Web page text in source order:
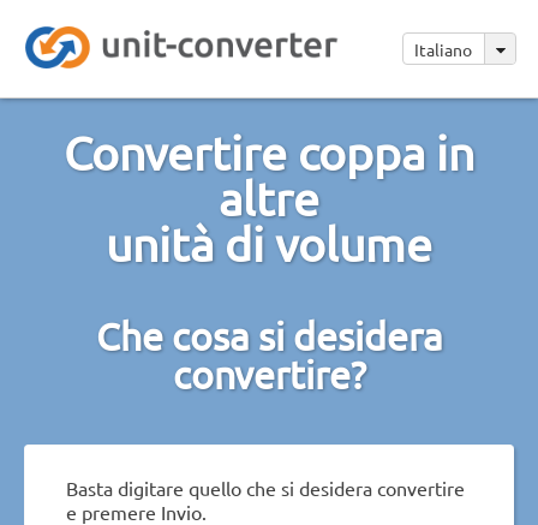
Italiano
Convertire coppa in
altre
unità di volume
Che cosa si desidera
convertire?
Basta digitare quello che si desidera convertire
e premere Invio.